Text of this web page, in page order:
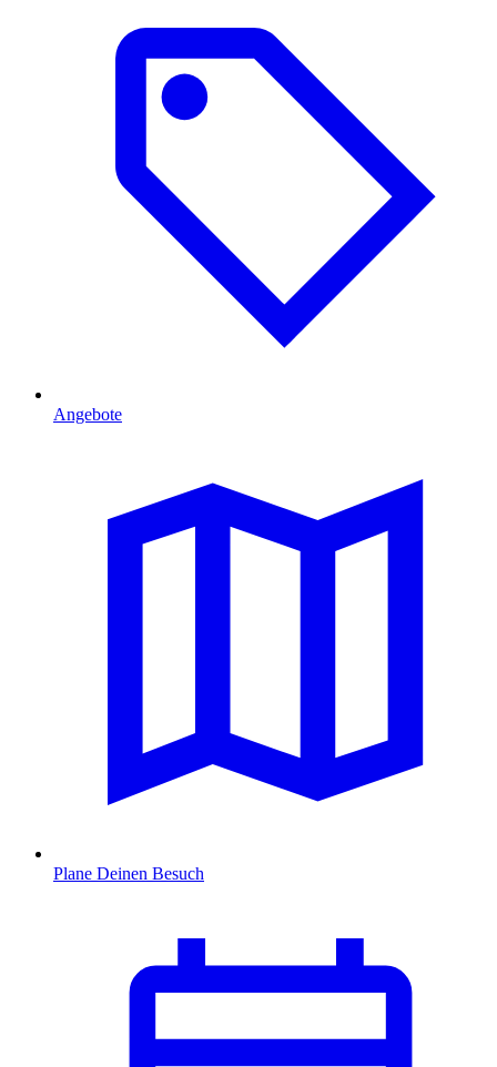
Angebote
Plane Deinen Besuch